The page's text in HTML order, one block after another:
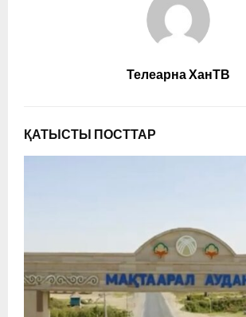
Телеарна ХанТВ
ҚАТЫСТЫ ПОСТТАР